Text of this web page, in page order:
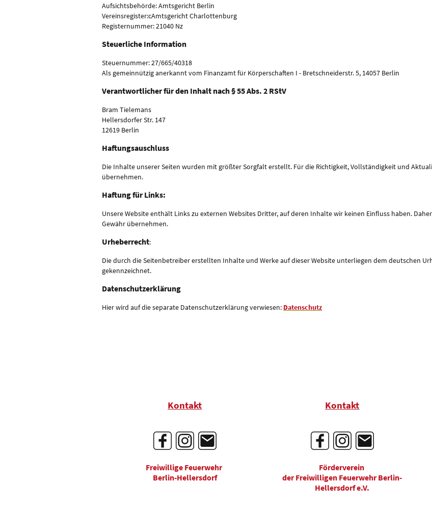
Aufsichtsbehörde: Amtsgericht Berlin
Vereinsregister:cAmtsgericht Charlottenburg
Registernummer: 21040 Nz
Steuerliche Information
Steuernummer: 27/665/40318
Als gemeinnützig anerkannt vom Finanzamt für Körperschaften I - Bretschneiderstr. 5, 14057 Berlin
Verantwortlicher für den Inhalt nach § 55 Abs. 2 RStV
Bram Tielemans
Hellersdorfer Str. 147
12619 Berlin
Haftungsauschluss
Die Inhalte unserer Seiten wurden mit größter Sorgfalt erstellt. Für die Richtigkeit, Vollständigkeit und
übernehmen.
Haftung für Links:
Unsere Website enthält Links zu externen Websites Dritter, auf deren Inhalte wir keinen Einfluss haben.
Gewähr übernehmen.
Urheberrecht:
Die durch die Seitenbetreiber erstellten Inhalte und Werke auf dieser Website unterliegen dem deutschen
gekennzeichnet.
Datenschutzerklärung
Hier wird auf die separate Datenschutzerklärung verwiesen: Datenschutz
Kontakt
Freiwillige Feuerwehr
Berlin-Hellersdorf
Kontakt
Förderverein
der Freiwilligen Feuerwehr Berlin-
Hellersdorf e.V.